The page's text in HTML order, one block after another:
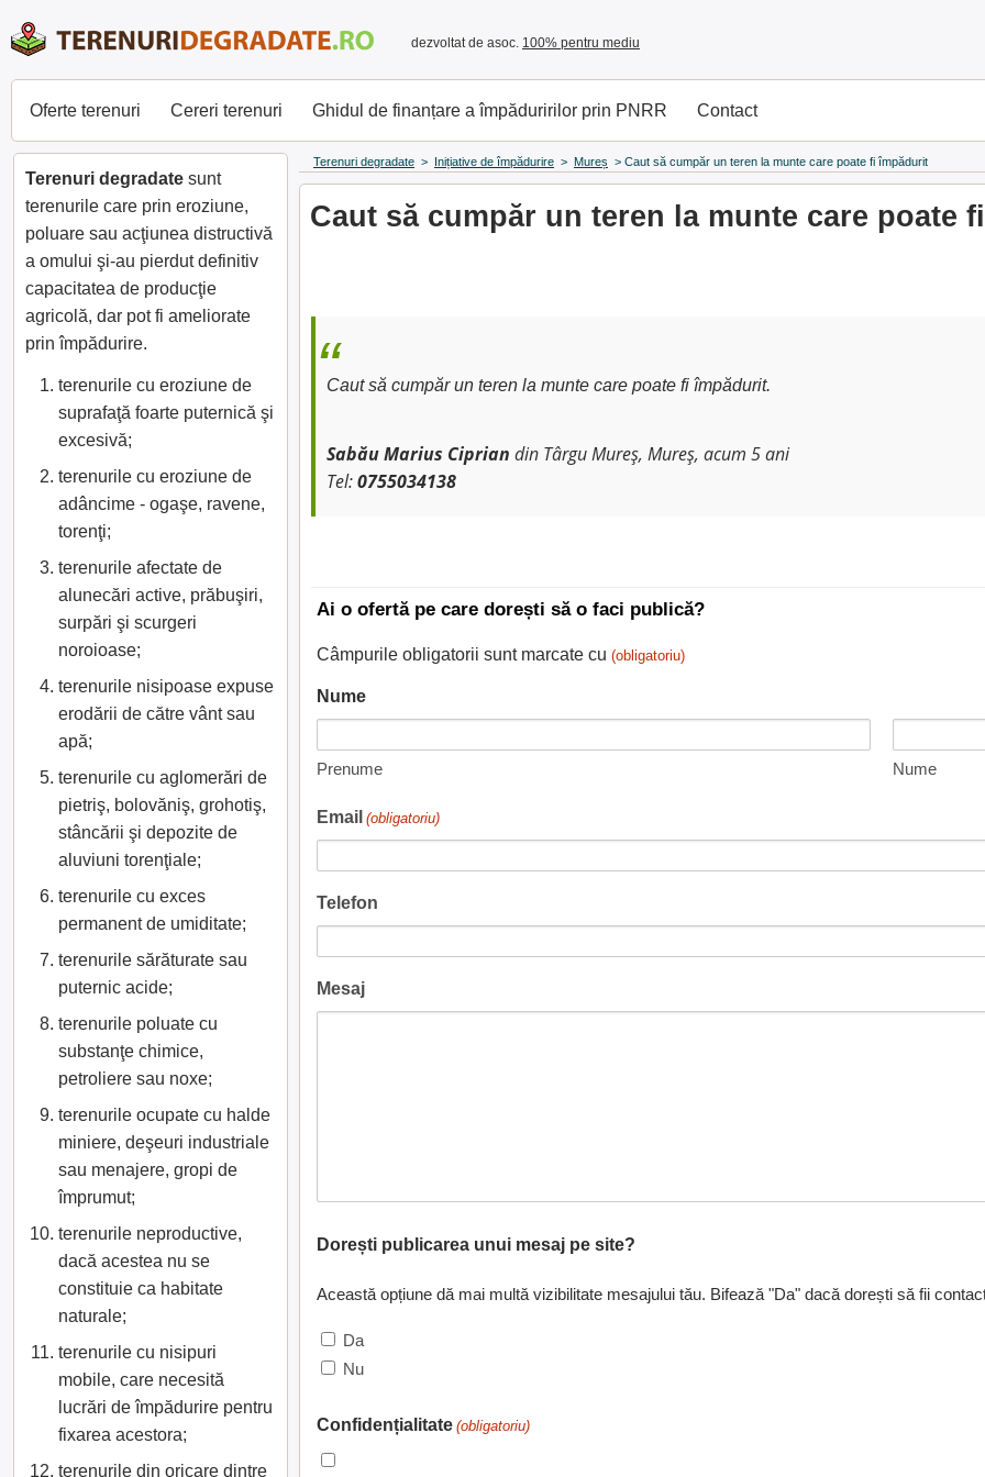
dezvoltat de asoc. 100% pentru mediu
Oferte terenuri Cereri terenuri Ghidul de finanțare a împăduririlor prin PNRR Contact
Terenuri degradate > Inițiative de împădurire > Mureș > Caut să cumpăr un teren la munte care poate fi împădurit
Caut să cumpăr un teren la munte care poate
Caut să cumpăr un teren la munte care poate fi împădurit.
Sabău Marius Ciprian din Târgu Mureș, Mureș, acum 5 ani
Tel:0755034138
Ai o ofertă pe care dorești să o faci publică?
Câmpurile obligatorii sunt marcate cu (obligatoriu)
Nume
Prenume Nume
Email (obligatoriu)
Telefon
Mesaj
Dorești publicarea unui mesaj pe site?
Această opțiune dă mai multă vizibilitate mesajului tău. Bifează "Da" dacă dorești să fii
Da
Nu
Confidențialitate (obligatoriu)
Terenuri degradate sunt
terenurile care prin eroziune,
poluare sau acţiunea distructivă
a omului şi-au pierdut definitiv
capacitatea de producţie
agricolă, dar pot fi ameliorate
prin împădurire.
terenurile cu eroziune de
suprafaţă foarte puternică şi
excesivă;
terenurile cu eroziune de
adâncime - ogaşe, ravene,
torenţi;
terenurile afectate de
alunecări active, prăbuşiri,
surpări şi scurgeri
noroioase;
terenurile nisipoase expuse
erodării de către vânt sau
apă;
terenurile cu aglomerări de
pietriş, bolovăniş, grohotiş,
stâncării şi depozite de
aluviuni torenţiale;
terenurile cu exces
permanent de umiditate;
terenurile sărăturate sau
puternic acide;
terenurile poluate cu
substanţe chimice,
petroliere sau noxe;
terenurile ocupate cu halde
miniere, deşeuri industriale
sau menajere, gropi de
împrumut;
terenurile neproductive,
dacă acestea nu se
constituie ca habitate
naturale;
terenurile cu nisipuri
mobile, care necesită
lucrări de împădurire pentru
fixarea acestora;
terenurile din oricare dintre